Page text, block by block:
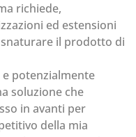
richiede,
ed estensioni
il prodotto di
potenzialmente
soluzione che
in avanti per
della mia